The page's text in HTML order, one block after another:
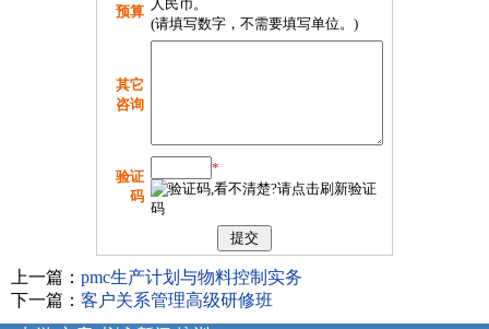
预算 人民币。
(请填写数字，不需要填写单位。)
其它
咨询
验证
码
*
上一篇： pmc生产计划与物料控制实务
下一篇： 客户关系管理高级研修班